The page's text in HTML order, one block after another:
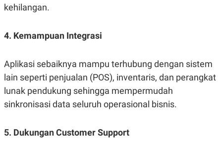
kehilangan.
4. Kemampuan Integrasi
Aplikasi sebaiknya mampu terhubung dengan sistem
lain seperti penjualan (POS), inventaris, dan perangkat
lunak pendukung sehingga mempermudah
sinkronisasi data seluruh operasional bisnis.
5. Dukungan Customer Support